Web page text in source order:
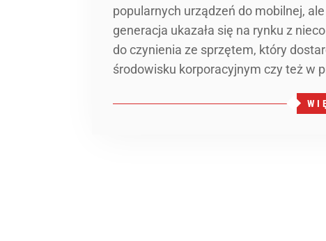
popularnych urządzeń do mobilnej,
generacja ukazała się na rynku z
do czynienia ze sprzętem, który
środowisku korporacyjnym czy też w